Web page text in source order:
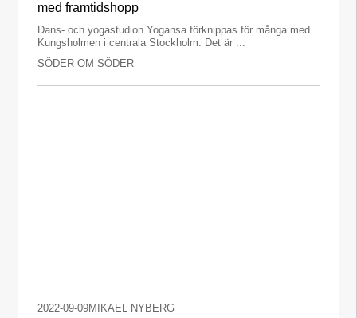
med framtidshopp
Dans- och yogastudion Yogansa förknippas för många med
Kungsholmen i centrala Stockholm. Det är ...
SÖDER OM SÖDER
2022-09-09MIKAEL NYBERG